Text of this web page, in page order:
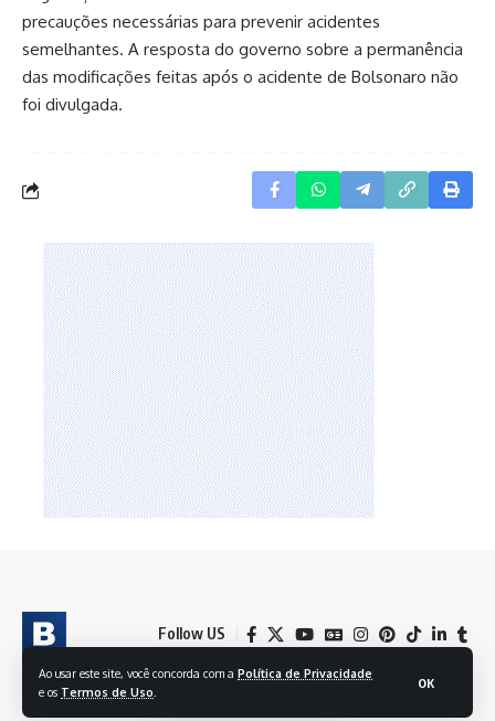
Ao usar este site, você concorda com a Política de Privacidade
e os Termos de Uso
OK
precauções necessárias para prevenir acidentes
semelhantes. A resposta do governo sobre a permanência
das modificações feitas após o acidente de Bolsonaro não
foi divulgada.
Follow US
© 2024 BRASIL EM FOLHAS S/A